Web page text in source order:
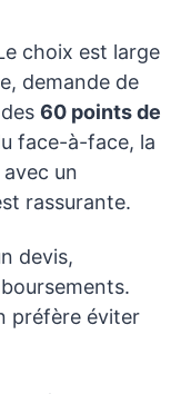
choix est large
demande de
60 points de
face-à-face, la
un
rassurante.
devis,
préfère éviter